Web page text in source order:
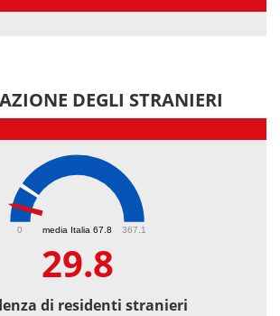
DEGLI STRANIERI
media Italia 67.8
0 367.1
29.8
di residenti stranieri